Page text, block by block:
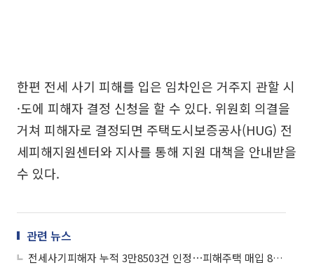
한편 전세 사기 피해를 입은 임차인은 거주지 관할 시
·도에 피해자 결정 신청을 할 수 있다. 위원회 의결을
거쳐 피해자로 결정되면 주택도시보증공사(HUG) 전
세피해지원센터와 지사를 통해 지원 대책을 안내받을
수 있다.
관련 뉴스
전세사기피해자 누적 3만8503건 인정⋯피해주택 매입 8357가구